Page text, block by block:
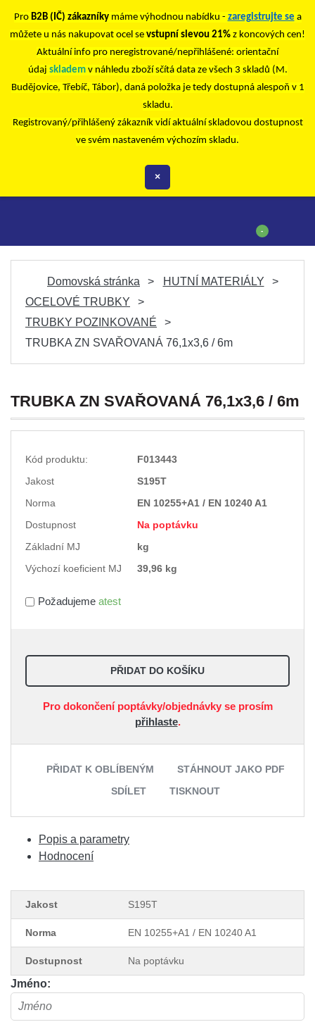
Pro B2B (IČ) zákazníkymáme výhodnou nabídku - zaregistrujte se a
můžete u nás nakupovat ocel se vstupní slevou 21% z koncových cen!
Aktuální info pro neregistrované/nepřihlášené: orientační
údaj skladem v náhledu zboží sčítá data ze všech 3 skladů (M.
Budějovice, Třebíč, Tábor), daná položka je tedy dostupná alespoň v 1
skladu.
Registrovaný/přihlášený zákazník vidí aktuální skladovou dostupnost
ve svém nastaveném výchozím skladu.
×
-
Domovská stránka
HUTNÍ MATERIÁLY
OCELOVÉ TRUBKY
TRUBKY POZINKOVANÉ
TRUBKA ZN SVAŘOVANÁ 76,1x3,6 / 6m
TRUBKA ZN SVAŘOVANÁ 76,1x3,6 / 6m
Kód produktu:
F013443
Jakost
S195T
Norma
EN 10255+A1 / EN 10240 A1
Dostupnost
Na poptávku
Základní MJ
kg
Výchozí koeficient MJ
39,96 kg
Požadujeme atest
PŘIDAT DO KOŠÍKU
Pro dokončení poptávky/objednávky se prosím
přihlaste.
PŘIDAT K OBLÍBENÝM
STÁHNOUT JAKO PDF
SDÍLET
TISKNOUT
Popis a parametry
Hodnocení
Jakost S195T
Norma EN 10255+A1 / EN 10240 A1
Dostupnost Na poptávku
Jméno: